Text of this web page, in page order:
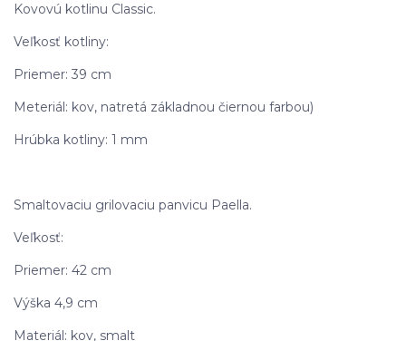
Kovovú kotlinu Classic.
Veľkosť kotliny:
Priemer: 39 cm
Meteriál: kov, natretá základnou čiernou farbou)
Hrúbka kotliny: 1 mm
Smaltovaciu grilovaciu panvicu Paella.
Veľkosť:
Priemer: 42 cm
Výška 4,9 cm
Materiál: kov, smalt